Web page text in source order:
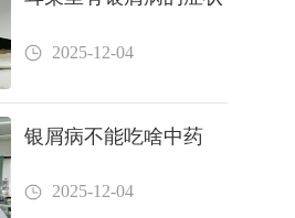
2025-12-04
银屑病不能吃啥中药
2025-12-04